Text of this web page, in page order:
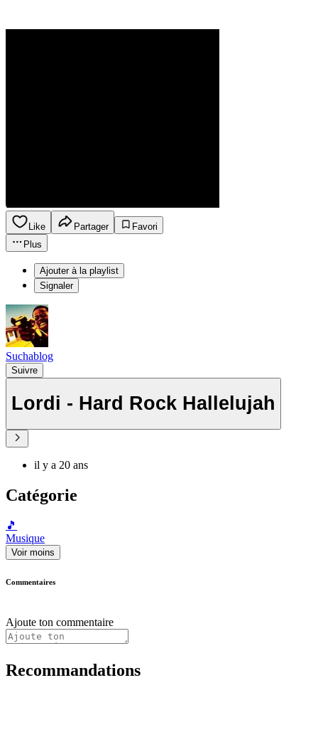
Like Partager
Favori
Plus
Ajouter à la playlist
Signaler
Suchablog
Suivre
Lordi - Hard Rock Hallelujah
il y a 20 ans
Catégorie
🎵
Musique
Voir moins
Commentaires
Ajoute ton commentaire
Recommandations